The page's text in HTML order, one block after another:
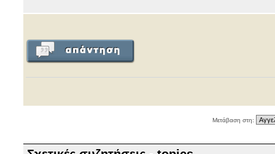
Μετάβαση στη: